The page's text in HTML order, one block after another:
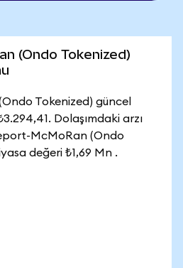
(Ondo Tokenized)
Tokenized) güncel
Dolaşımdaki arzı
McMoRan (Ondo
değeri ₺1,69 Mn .